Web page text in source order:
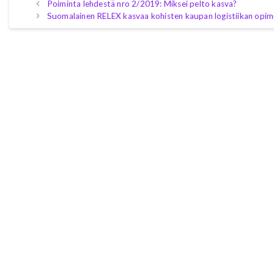
Poiminta lehdestä nro 2/2019: Miksei pelto kasva?
Suomalainen RELEX kasvaa kohisten kaupan logistiikan